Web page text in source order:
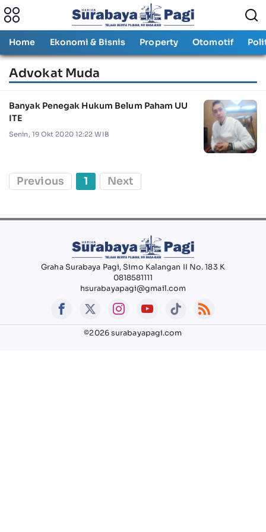
Home Ekonomi & Bisnis Property Otomotif
Advokat Muda
Banyak Penegak Hukum Belum Paham UU
ITE
Senin, 19 Okt 2020 12:22 WIB
Previous 1 Next
Graha Surabaya Pagi, Simo Kalangan II No. 183 K
0818581111
hsurabayapagi@gmail.com
©2026 surabayapagi.com